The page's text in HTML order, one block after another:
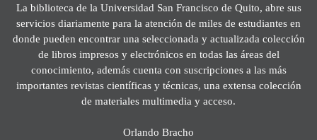
La biblioteca de la Universidad San Francisco de Quito, abre sus
servicios diariamente para la atención de miles de estudiantes en
donde pueden encontrar una seleccionada y actualizada colección
de libros impresos y electrónicos en todas las áreas del
conocimiento, además cuenta con suscripciones a las más
importantes revistas científicas y técnicas, una extensa colección
de materiales multimedia y acceso.
Orlando Bracho